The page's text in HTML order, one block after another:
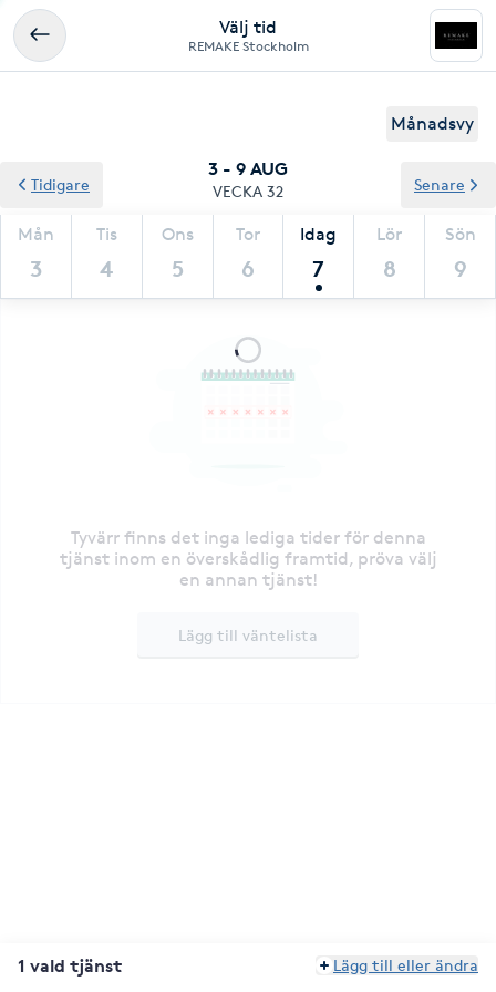
Välj tid
REMAKE Stockholm
Månadsvy
3 - 9 AUG
VECKA 32
Mån
3
Tis
4
Ons
5
Tor
6
Idag
7
Lör
8
Sön
9
Tidigare Senare
Tyvärr finns det inga lediga tider för denna
tjänst inom en överskådlig framtid, pröva välj
en annan tjänst!
Lägg till väntelista
1 vald tjänst Lägg till eller ändra